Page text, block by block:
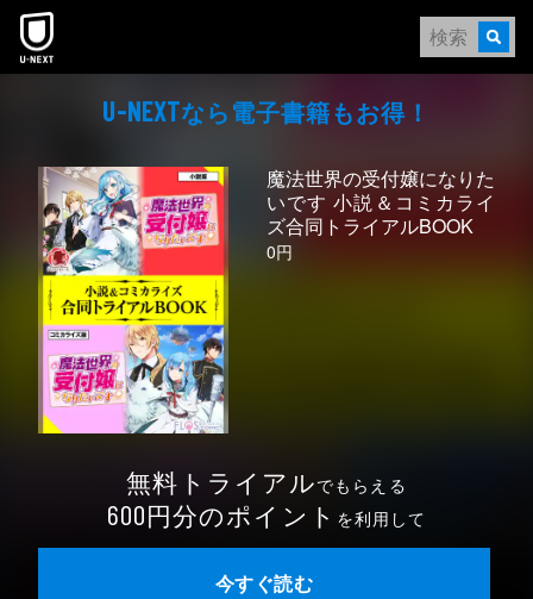
本文へスキップ
U-NEXTなら電⼦書籍もお得！
魔法世界の受付嬢になりた
いです 小説＆コミカライ
ズ合同トライアルBOOK
0円
無料トライアルでもらえる
600円分のポイント を利用して
今すぐ読む